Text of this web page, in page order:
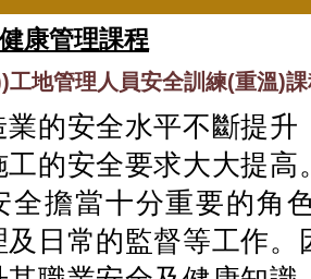
康管理課程
工地管理人員安全訓練(重溫)
業的安全水平不斷提升
工的安全要求大大提高
全擔當十分重要的角
及日常的監督等工作。